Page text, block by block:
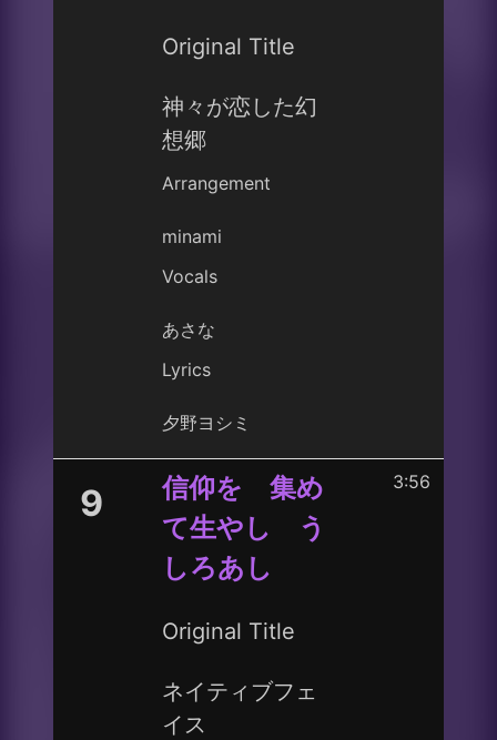
Original Title
神々が恋した幻
想郷
Arrangement
minami
Vocals
あさな
Lyrics
夕野ヨシミ
9
信仰を 集め
て生やし う
しろあし
Original Title
ネイティブフェ
イス
3:56